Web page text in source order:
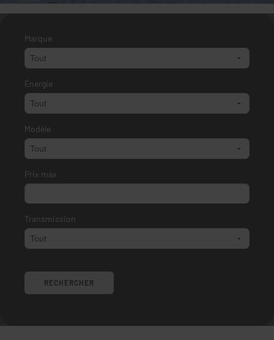
Marque
Énergie
Modèle
Prix max
Transmission